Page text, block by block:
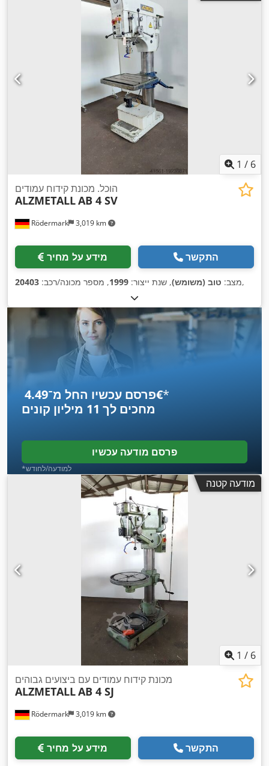
1 / 6
Rödermark 3,019 km
הוכל. מכונת קידוח עמודים
ALZMETALLAB 4 SV
מידע על מחיר התקשר
מצב: טוב (משומש), שנת ייצור: 1999, מספר מכונה/רכב: 20403 ,
פרסם עכשיו החל מ־‏4.49 ‏€*
מחכים לך 11 מיליון קונים
פרסם מודעה עכשיו
*למודעה/לחודש
מודעה קטנה
1 / 6
Rödermark 3,019 km
מכונת קידוח עמודים עם ביצועים גבוהים
ALZMETALLAB 4 SJ
מידע על מחיר התקשר